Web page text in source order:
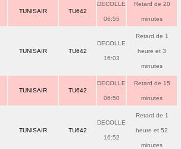
TUNISAIR TU642
DECOLLE
06:55
Retard de 20
minutes
TUNISAIR TU642
DECOLLE
16:03
Retard de 1
heure et 3
minutes
TUNISAIR TU642
DECOLLE
06:50
Retard de 15
minutes
TUNISAIR TU642
DECOLLE
16:52
Retard de 1
heure et 52
minutes